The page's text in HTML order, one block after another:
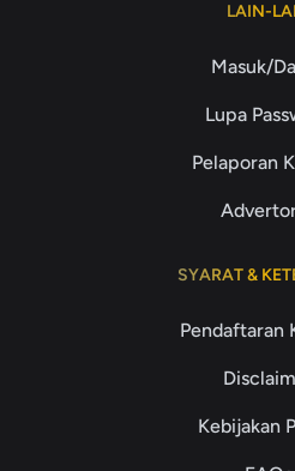
LAIN-
Masuk/
Lupa
Pelaporan
SYARAT &
Pendaftaran
Kebijakan